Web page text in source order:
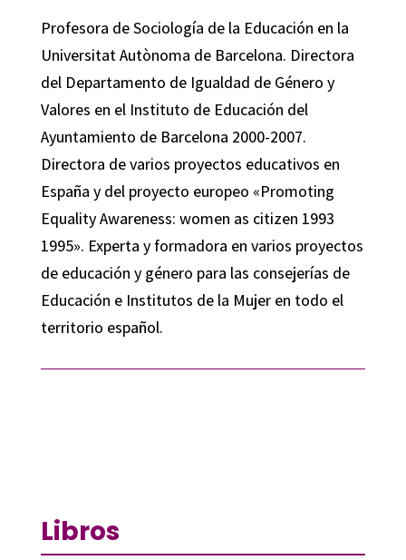
Profesora de Sociología de la Educación en la
Universitat Autònoma de Barcelona. Directora
del Departamento de Igualdad de Género y
Valores en el Instituto de Educación del
Ayuntamiento de Barcelona 2000-2007.
Directora de varios proyectos educativos en
España y del proyecto europeo «Promoting
Equality Awareness: women as citizen 1993
1995». Experta y formadora en varios proyectos
de educación y género para las consejerías de
Educación e Institutos de la Mujer en todo el
territorio español.
Libros